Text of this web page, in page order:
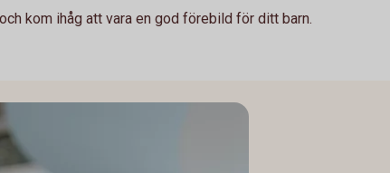
kom ihåg att vara en god förebild för ditt barn.